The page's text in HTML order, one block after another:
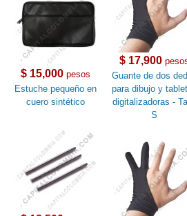
$ 15,000 pesos
Estuche pequeño en
cuero sintético
$ 17,900
Guante de dos
para dibujo y
digitalizadoras -
S